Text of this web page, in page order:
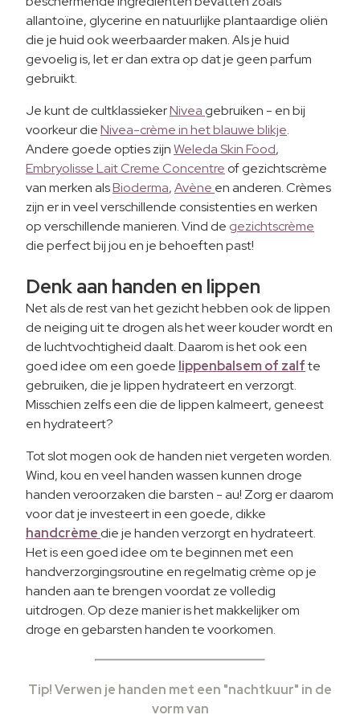
allantoïne, glycerine en natuurlijke plantaardige oliën
die je huid ook weerbaarder maken. Als je huid
gevoelig is, let er dan extra op dat je geen parfum
gebruikt.
Je kunt de cultklassiekerNivea gebruiken - en bij
voorkeur dieNivea-crème in het blauwe blikje.
Andere goede opties zijnWeleda Skin Food,
Embryolisse Lait Creme Concentre of gezichtscrème
van merken alsBioderma,Avène en anderen. Crèmes
zijn er in veel verschillende consistenties en werken
op verschillende manieren. Vind de gezichtscrème
die perfect bij jou en je behoeften past!
Denk aan handen en lippen
Net als de rest van het gezicht hebben ook de lippen
de neiging uit te drogen als het weer kouder wordt en
de luchtvochtigheid daalt. Daarom is het ook een
goed idee om een ​​goede lippenbalsem of zalfte
gebruiken, die je lippen hydrateert en verzorgt.
Misschien zelfs een die de lippen kalmeert, geneest
en hydrateert?
Tot slot mogen ook de handen niet vergeten worden.
Wind, kou en veel handen wassen kunnen droge
handen veroorzaken die barsten - au! Zorg er daarom
voor dat je investeert in een goede, dikke
handcrème die je handen verzorgt en hydrateert.
Het is een goed idee om te beginnen met een
handverzorgingsroutine en regelmatig crème op je
handen aan te brengen voordat ze volledig
uitdrogen. Op deze manier is het makkelijker om
droge en gebarsten handen te voorkomen.
Tip! Verwen je handen met een "nachtkuur" in de
vorm van